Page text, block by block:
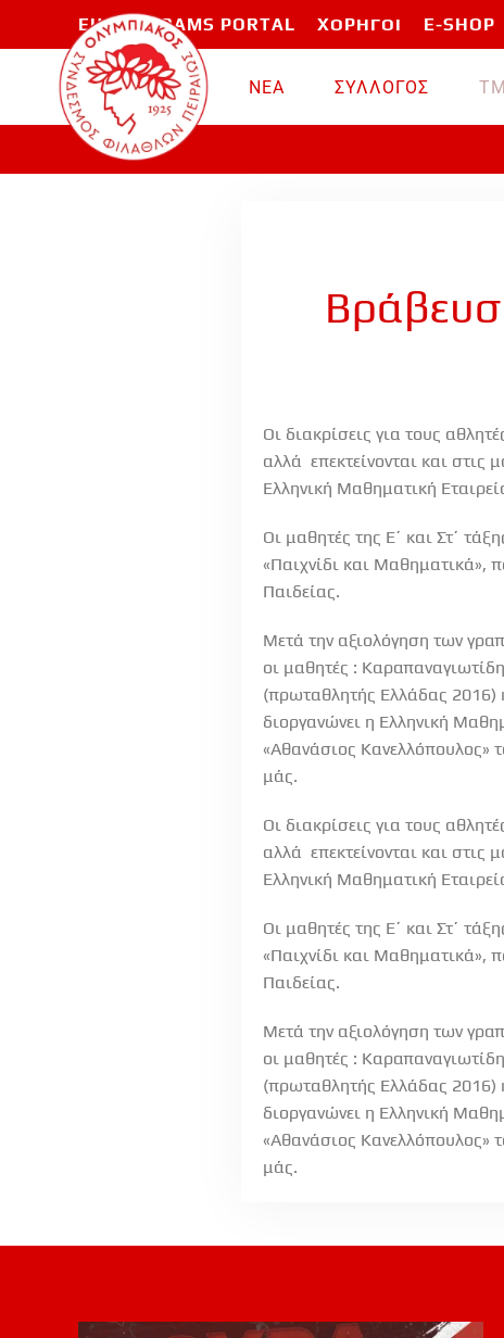
Skip to main content
EU PROGRAMS PORTAL ΧΟΡΗΓΟΙ E-SHOP
ΝΕΑ ΣΥΛΛΟΓΟΣ
Οι διακρίσεις για τους
αλλά επεκτείνονται και στις
Ελληνική Μαθηματική
Οι μαθητές της Ε΄ και Στ΄
«Παιχνίδι και Μαθηματικά»,
Παιδείας.
Μετά την αξιολόγηση των
οι μαθητές :
(πρωταθλητής Ελλάδας 2016)
διοργανώνει η Ελληνική
«Αθανάσιος Κανελλόπουλος»
μάς.
Οι διακρίσεις για τους
αλλά επεκτείνονται και στις
Ελληνική Μαθηματική
Οι μαθητές της Ε΄ και Στ΄
«Παιχνίδι και Μαθηματικά»,
Παιδείας.
Μετά την αξιολόγηση των
οι μαθητές :
(πρωταθλητής Ελλάδας 2016)
διοργανώνει η Ελληνική
«Αθανάσιος Κανελλόπουλος»
μάς.